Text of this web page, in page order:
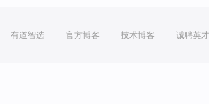
有道智选 官方博客 技术博客 诚聘英才